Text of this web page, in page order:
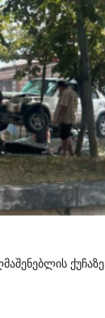
ქუჩაზე.